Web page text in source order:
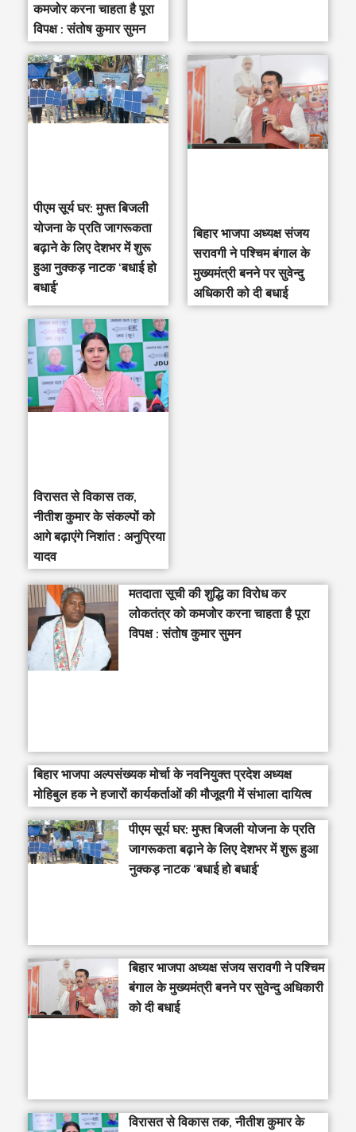
कमजोर करना चाहता है पूरा
विपक्ष : संतोष कुमार सुमन
पीएम सूर्य घर: मुफ्त बिजली
योजना के प्रति जागरूकता
बढ़ाने के लिए देशभर में शुरू
हुआ नुक्कड़ नाटक ‘बधाई हो
बधाई’
‎बिहार भाजपा अध्यक्ष संजय
सरावगी ने पश्चिम बंगाल के
मुख्यमंत्री बनने पर सुवेन्दु
अधिकारी को दी बधाई
विरासत से विकास तक,
नीतीश कुमार के संकल्पों को
आगे बढ़ाएंगे निशांत : अनुप्रिया
यादव
मतदाता सूची की शुद्धि का विरोध कर
लोकतंत्र को कमजोर करना चाहता है पूरा
विपक्ष : संतोष कुमार सुमन
बिहार भाजपा अल्पसंख्यक मोर्चा के नवनियुक्त प्रदेश अध्यक्ष
मोहिबुल हक ने हजारों कार्यकर्ताओं की मौजूदगी में संभाला दायित्व
पीएम सूर्य घर: मुफ्त बिजली योजना के प्रति
जागरूकता बढ़ाने के लिए देशभर में शुरू हुआ
नुक्कड़ नाटक ‘बधाई हो बधाई’
‎बिहार भाजपा अध्यक्ष संजय सरावगी ने पश्चिम
बंगाल के मुख्यमंत्री बनने पर सुवेन्दु अधिकारी
को दी बधाई
विरासत से विकास तक, नीतीश कुमार के